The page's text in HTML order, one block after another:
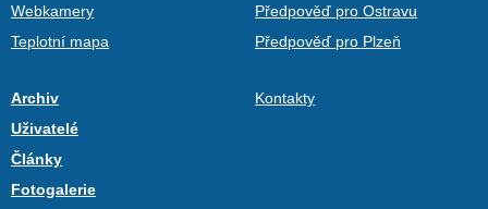
Webkamery
Teplotní mapa
Předpověď pro Ostravu
Předpověď pro Plzeň
Archiv
Uživatelé
Články
Fotogalerie
Kontakty